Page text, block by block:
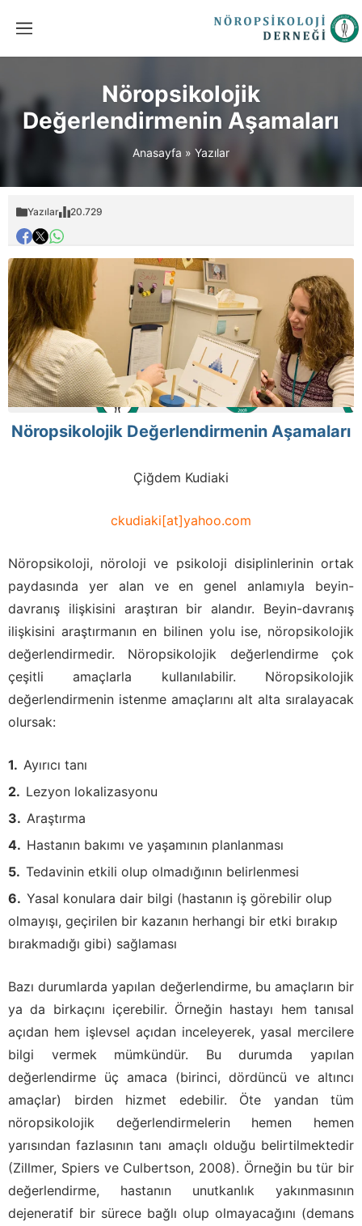
Nöropsikolojik
Değerlendirmenin Aşamaları
Anasayfa » Yazılar
Yazılar 20.729
Nöropsikolojik Değerlendirmenin Aşamaları
Çiğdem Kudiaki
ckudiaki[at]yahoo.com
Nöropsikoloji, nöroloji ve psikoloji disiplinlerinin ortak
paydasında yer alan ve en genel anlamıyla beyin-
davranış ilişkisini araştıran bir alandır. Beyin-davranış
ilişkisini araştırmanın en bilinen yolu ise, nöropsikolojik
değerlendirmedir. Nöropsikolojik değerlendirme çok
çeşitli amaçlarla kullanılabilir. Nöropsikolojik
değerlendirmenin istenme amaçlarını alt alta sıralayacak
olursak:
Ayırıcı tanı
Lezyon lokalizasyonu
Araştırma
Hastanın bakımı ve yaşamının planlanması
Tedavinin etkili olup olmadığının belirlenmesi
Yasal konulara dair bilgi (hastanın iş görebilir olup
olmayışı, geçirilen bir kazanın herhangi bir etki bırakıp
bırakmadığı gibi) sağlaması
Bazı durumlarda yapılan değerlendirme, bu amaçların bir
ya da birkaçını içerebilir. Örneğin hastayı hem tanısal
açıdan hem işlevsel açıdan inceleyerek, yasal mercilere
bilgi vermek mümkündür. Bu durumda yapılan
değerlendirme üç amaca (birinci, dördüncü ve altıncı
amaçlar) birden hizmet edebilir. Öte yandan tüm
nöropsikolojik değerlendirmelerin hemen hemen
yarısından fazlasının tanı amaçlı olduğu belirtilmektedir
(Zillmer, Spiers ve Culbertson, 2008). Örneğin bu tür bir
değerlendirme, hastanın unutkanlık yakınmasının
dejeneratif bir sürece bağlı olup olmayacağını (demans